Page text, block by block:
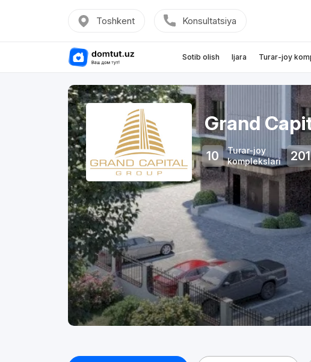
Toshkent Konsultatsiya
Sotib olish Ijara Turar-joy
Grand
10
Turar-joy
komplekslari